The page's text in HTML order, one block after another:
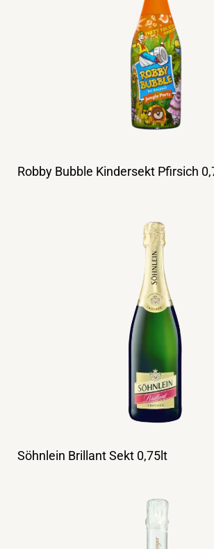
Robby Bubble Kindersekt Pfirsich
Söhnlein Brillant Sekt 0,75lt